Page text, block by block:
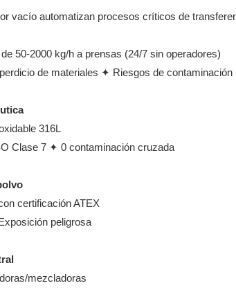
vacío automatizan procesos críticos de
50-2000 kg/h a prensas (24/7 sin operadores)
de materiales ✦ Riesgos de contaminación
316L
Clase 7 ✦ 0 contaminación cruzada
certificación ATEX
peligrosa
mezcladoras